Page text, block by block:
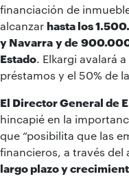
financiación de
alcanzar hasta los
y Navarra y de 900.000
Estado . Elkargi avalará
préstamos y el 50% de
El Director General de
hincapié en la
que “posibilita que las
financieros, a través del
largo plazo y